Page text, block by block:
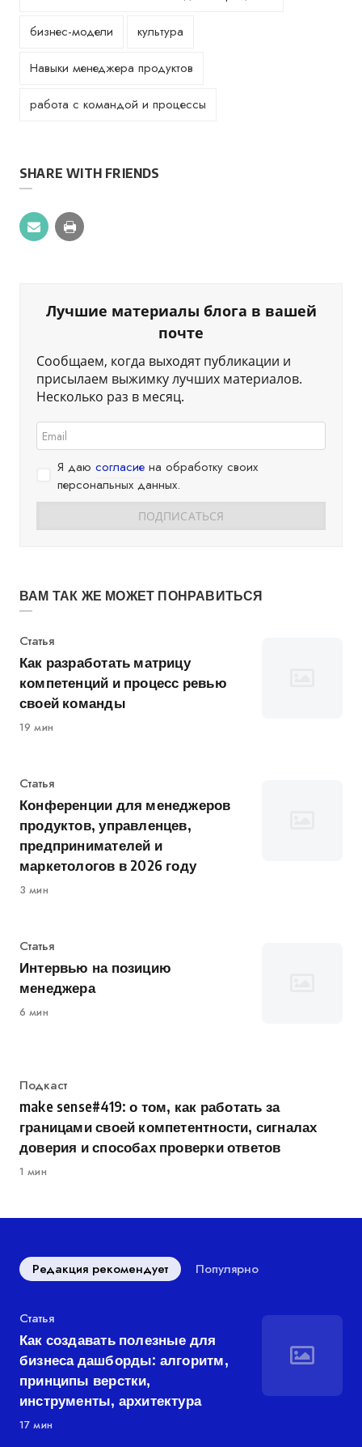
бизнес-модели культура
Навыки менеджера продуктов
работа с командой и процессы
SHARE WITH FRIENDS
Лучшие материалы блога в вашей
почте
Сообщаем, когда выходят публикации и
присылаем выжимку лучших материалов.
Несколько раз в месяц.
Я даю согласие на обработку своих
персональных данных.
ВАМ ТАК ЖЕ МОЖЕТ ПОНРАВИТЬСЯ
Категория
Статья
Как разработать матрицу
компетенций и процесс ревью
своей команды
19 мин
Категория
Статья
Конференции для менеджеров
продуктов, управленцев,
предпринимателей и
маркетологов в 2026 году
3 мин
Категория
Статья
Интервью на позицию
менеджера
6 мин
Категория
Подкаст
make sense#419: о том, как работать за
границами своей компетентности, сигналах
доверия и способах проверки ответов
1 мин
Редакция рекомендует Популярно
Категория
Статья
Как создавать полезные для
бизнеса дашборды: алгоритм,
принципы верстки,
инструменты, архитектура
17 мин